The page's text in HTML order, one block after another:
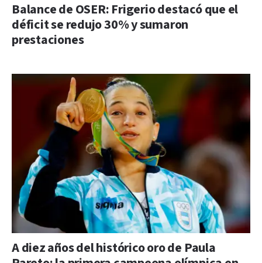
Balance de OSER: Frigerio destacó que el
déficit se redujo 30% y sumaron
prestaciones
A diez años del histórico oro de Paula